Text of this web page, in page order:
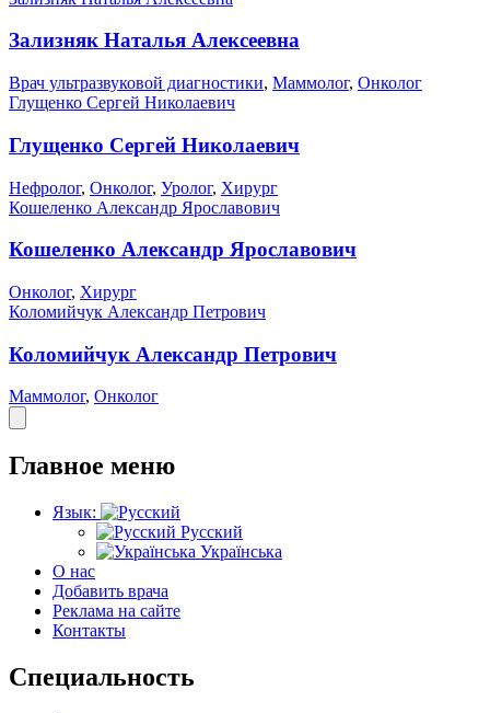
Зализняк Наталья Алексеевна
Врач ультразвуковой диагностики, Маммолог, Онколог
Глущенко Сергей Николаевич
Глущенко Сергей Николаевич
Нефролог, Онколог, Уролог, Хирург
Кошеленко Александр Ярославович
Кошеленко Александр Ярославович
Онколог, Хирург
Коломийчук Александр Петрович
Коломийчук Александр Петрович
Маммолог, Онколог
Главное меню
Язык:
Русский
Українська
О нас
Добавить врача
Реклама на сайте
Контакты
Специальность